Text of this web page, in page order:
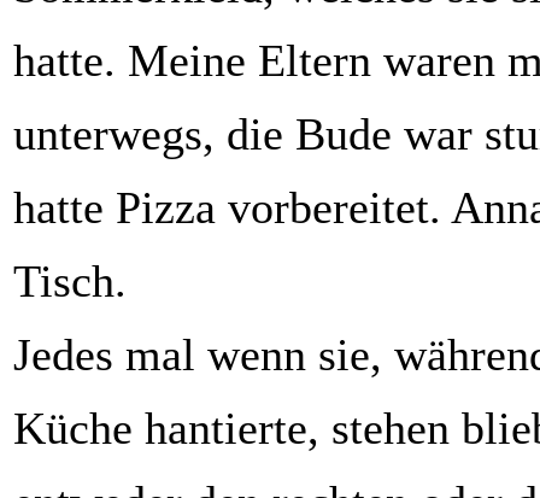
hatte. Meine Eltern waren
unterwegs, die Bude war
hatte Pizza vorbereitet.
Tisch.
Jedes mal wenn sie,
Küche hantierte, stehen